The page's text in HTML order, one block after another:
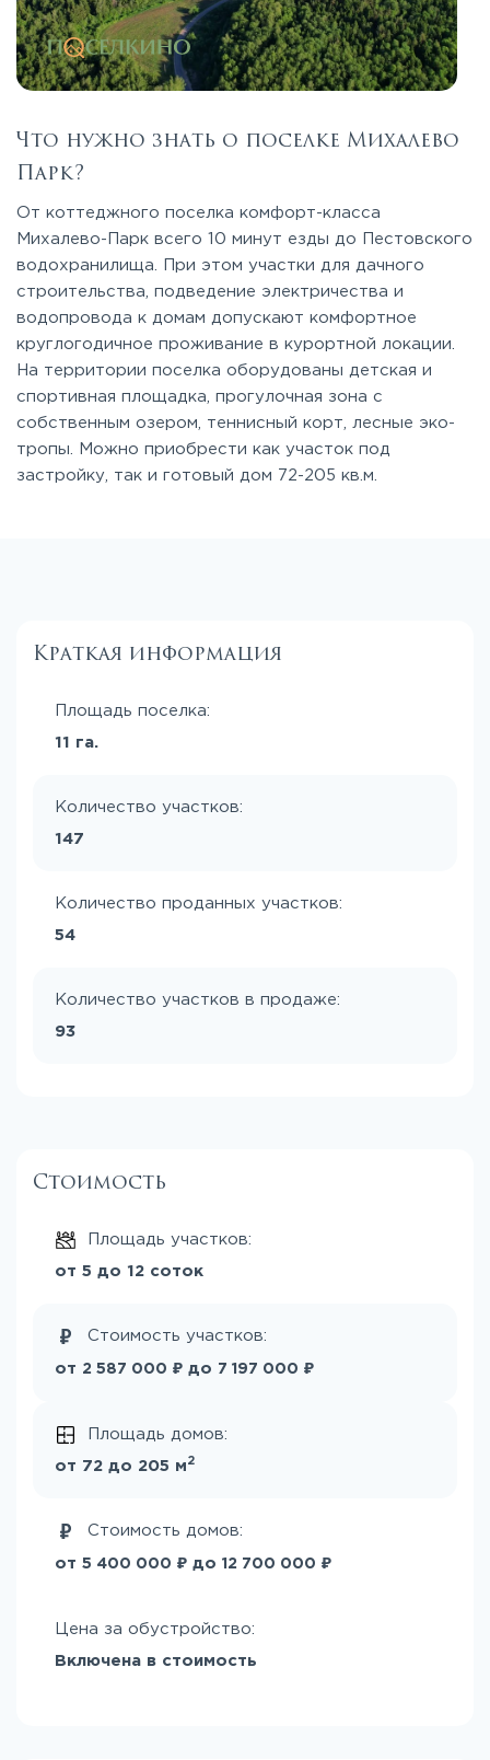
Что нужно знать о поселке Михалево
Парк?
От коттеджного поселка комфорт-класса
Михалево-Парк всего 10 минут езды до Пестовского
водохранилища. При этом участки для дачного
строительства, подведение электричества и
водопровода к домам допускают комфортное
круглогодичное проживание в курортной локации.
На территории поселка оборудованы детская и
спортивная площадка, прогулочная зона с
собственным озером, теннисный корт, лесные эко-
тропы. Можно приобрести как участок под
застройку, так и готовый дом 72-205 кв.м.
Краткая информация
Площадь поселка:
11 га.
Количество участков:
147
Количество проданных участков:
54
Количество участков в продаже:
93
Стоимость
Площадь участков:
от 5 до 12 соток
Стоимость участков:
от 2 587 000 ₽ до 7 197 000 ₽
Площадь домов:
от 72 до 205 м 2
Стоимость домов:
от 5 400 000 ₽ до 12 700 000 ₽
Цена за обустройство:
Включена в стоимость